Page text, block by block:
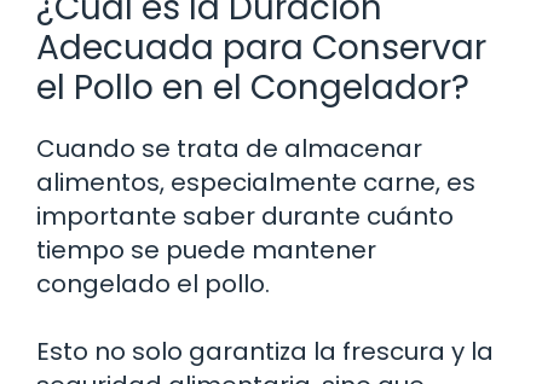
Adecuada para Conservar
el Pollo en el Congelador?
Cuando se trata de almacenar
alimentos, especialmente carne, es
importante saber durante cuánto
tiempo se puede mantener
congelado el pollo.
Esto no solo garantiza la frescura y la